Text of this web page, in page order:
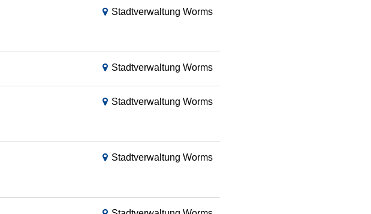
Stadtverwaltung Worms
Stadtverwaltung Worms
Stadtverwaltung Worms
Stadtverwaltung Worms